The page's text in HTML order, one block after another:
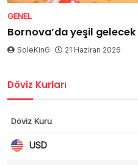
GENEL
Bornova’da yeşil
SoleKinG 21 Haziran 2026
Döviz Kurları
Döviz Kuru
USD